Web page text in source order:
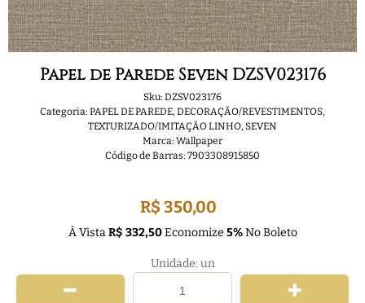
Papel de Parede Seven DZSV023176
Sku: DZSV023176
Categoria: PAPEL DE PAREDE,DECORAÇÃO/REVESTIMENTOS,
TEXTURIZADO/IMITAÇÃO LINHO,SEVEN
Marca: Wallpaper
Código de Barras: 7903308915850
R$ 350,00
À VistaR$ 332,50Economize 5%No Boleto
Unidade: un